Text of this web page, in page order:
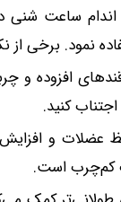
ساعت شنی
نمود. برخی از
افزوده و
کنید.
عضلات و
کم‌چرب است.